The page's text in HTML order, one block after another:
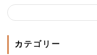
カテゴリー